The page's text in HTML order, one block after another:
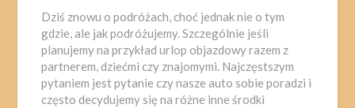
Dziś znowu o podróżach, choć jednak nie o tym
gdzie, ale jak podróżujemy. Szczególnie jeśli
planujemy na przykład urlop objazdowy razem z
partnerem, dziećmi czy znajomymi. Najczęstszym
pytaniem jest pytanie czy nasze auto sobie poradzi i
często decydujemy się na różne inne środki